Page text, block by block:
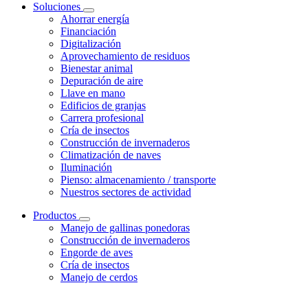
Soluciones
Ahorrar energía
Financiación
Digitalización
Aprovechamiento de residuos
Bienestar animal
Depuración de aire
Llave en mano
Edificios de granjas
Carrera profesional
Cría de insectos
Construcción de invernaderos
Climatización de naves
Iluminación
Pienso: almacenamiento / transporte
Nuestros sectores de actividad
Productos
Manejo de gallinas ponedoras
Construcción de invernaderos
Engorde de aves
Cría de insectos
Manejo de cerdos